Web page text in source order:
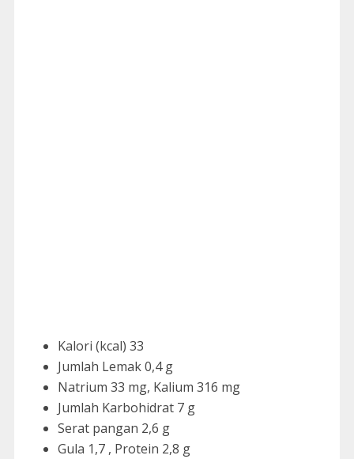
Kalori (kcal) 33
Jumlah Lemak 0,4 g
Natrium 33 mg, Kalium 316 mg
Jumlah Karbohidrat 7 g
Serat pangan 2,6 g
Gula 1,7 , Protein 2,8 g